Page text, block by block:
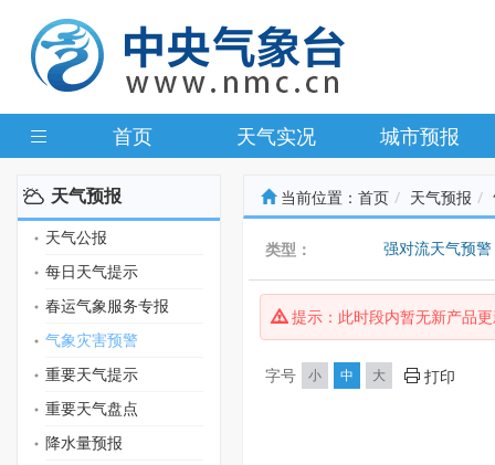
首页 天气实况 城市预报
天气预报
天气公报
每日天气提示
春运气象服务专报
气象灾害预警
重要天气提示
重要天气盘点
降水量预报
当前位置： 首页 天气预报
类型：
强对流天气预警
气象干旱预警
提示：此时段内暂无新产品
字号 小 中 大 打印